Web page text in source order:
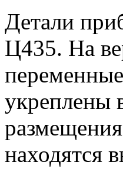
Детали
Ц435. На
укреплены
находятся